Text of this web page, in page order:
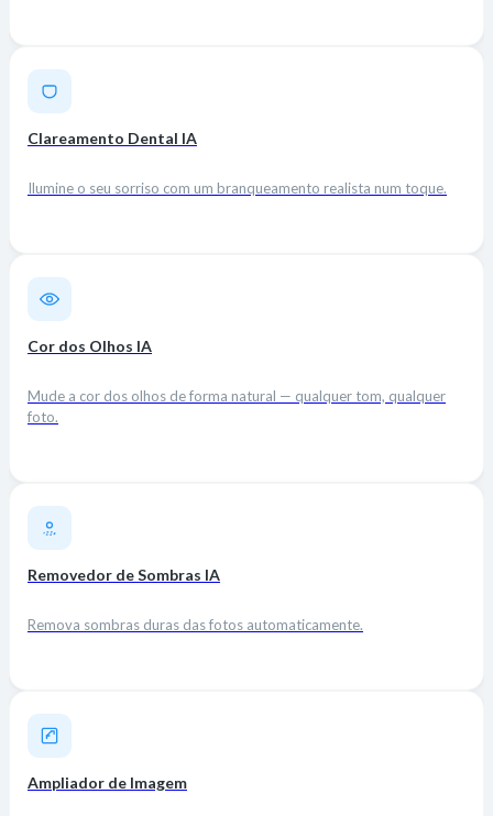
Clareamento Dental IA
Ilumine o seu sorriso com um branqueamento realista num toque.
Cor dos Olhos IA
Mude a cor dos olhos de forma natural — qualquer tom, qualquer
foto.
Removedor de Sombras IA
Remova sombras duras das fotos automaticamente.
Ampliador de Imagem